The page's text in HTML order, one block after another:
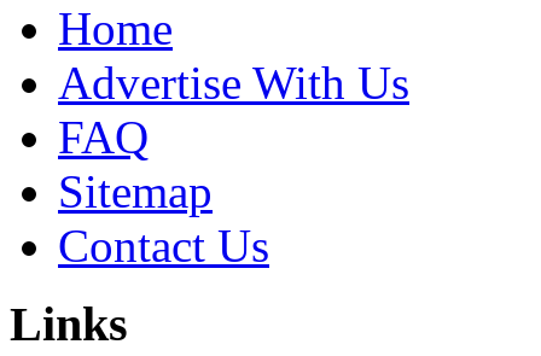
Home
Advertise With Us
FAQ
Sitemap
Contact Us
Links